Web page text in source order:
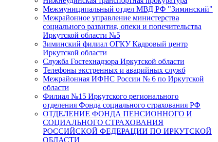
Межмуниципальный отдел МВД РФ "Зиминский"
Межрайонное управление министерства
социального развития, опеки и попечительства
Иркутской области №5
Зиминский филиал ОГКУ Кадровый центр
Иркутской области
Служба Гостехнадзора Иркутской области
Телефоны экстренных и аварийных служб
Межрайонная ИФНС России № 6 по Иркутской
области
Филиал №15 Иркутского регионального
отделения Фонда социального страхования РФ
ОТДЕЛЕНИЕ ФОНДА ПЕНСИОННОГО И
СОЦИАЛЬНОГО СТРАХОВАНИЯ
РОССИЙСКОЙ ФЕДЕРАЦИИ ПО ИРКУТСКОЙ
ОБЛАСТИ